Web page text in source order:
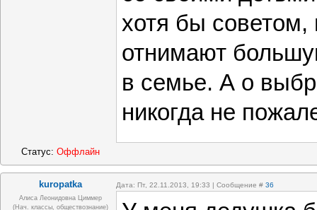
хотя бы советом,
отнимают
в семье. А о
никогда не
Статус: Оффлайн
kuropatka Дата: Пт, 22.11.2013, 19:33 | Сообщение # 36
Алиса Леонидовна Циммер
(Нач. классы, обществознание)